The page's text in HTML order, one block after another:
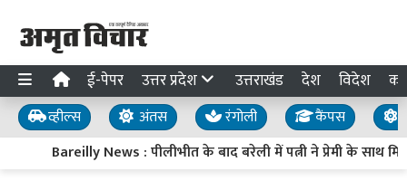
ई-पेपर उत्तर प्रदेश उत्तराखंड देश विदेश
व्हील्स अंतस रंगोली कैंपस
Bareilly News : पीलीभीत के बाद बरेली में पत्नी ने प्रेमी के साथ